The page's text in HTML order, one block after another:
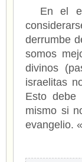
En el
derrumbe
somos
divinos
israelitas
Esto debe
mismo si
evangelio.